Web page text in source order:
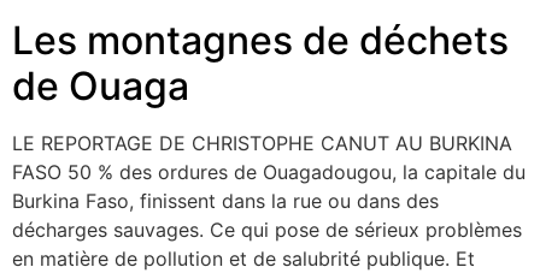
Les montagnes de déchets
de Ouaga
LE REPORTAGE DE CHRISTOPHE CANUT AU BURKINA
FASO 50 % des ordures de Ouagadougou, la capitale du
Burkina Faso, finissent dans la rue ou dans des
décharges sauvages. Ce qui pose de sérieux problèmes
en matière de pollution et de salubrité publique. Et